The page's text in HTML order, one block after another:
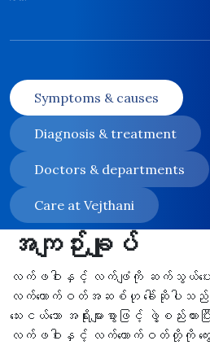
Symptoms & causes
Diagnosis & treatment
Doctors & departments
Care at Vejthani
အကျဉ်းချုပ်
လက်ဖဝါးနှင့် လက်ဖျံကို ဆက်သွယ်ပေး
လက်ကောက်ဝတ်အဆစ်ဟု ခေါ်ဆိုပါ
သေးငယ်သော အရိုးများစွာဖြင့် ဖွဲ့စည်းထား
လက်ဖဝါးနှင့် လက်ကောက်ဝတ်တို့ကို ကွေ